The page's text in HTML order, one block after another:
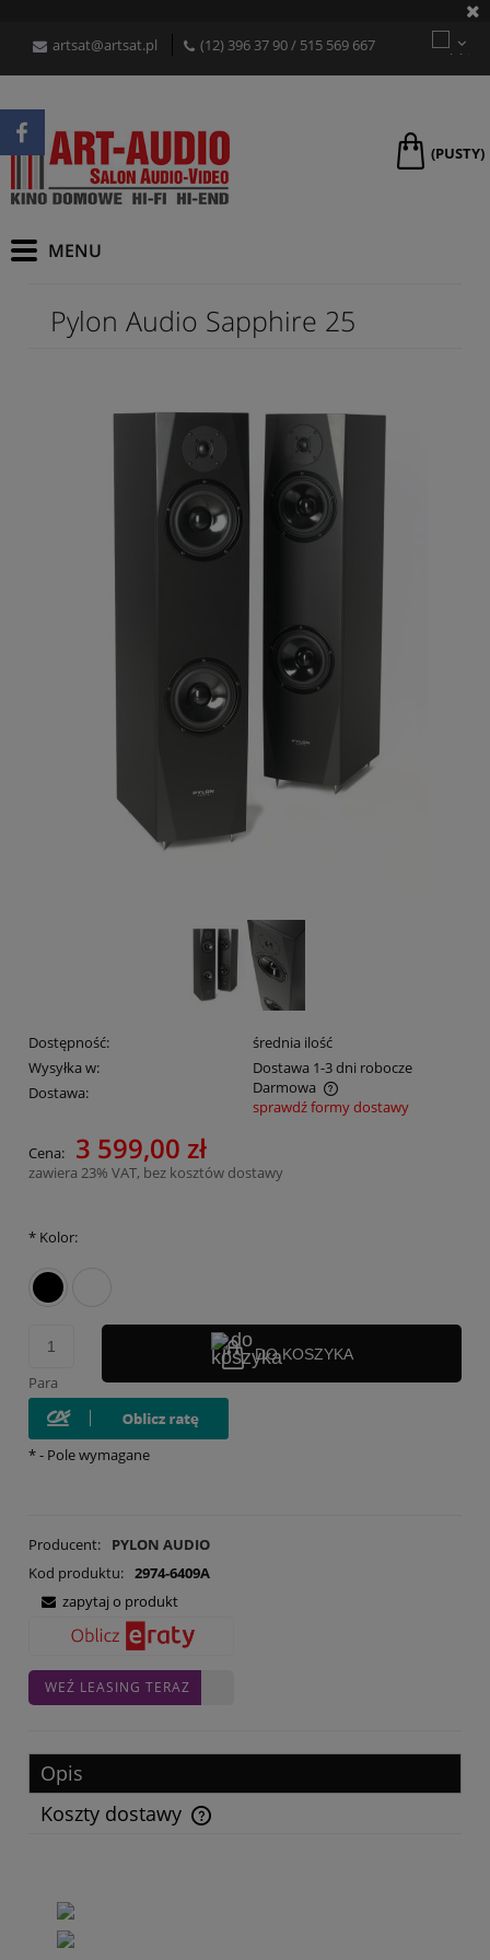
artsat@artsat.pl (12) 396 37 90/ 515 569 667
(PUSTY)
Pylon Audio Sapphire 25
Dostępność:
średnia ilość
Wysyłka w:
Dostawa 1-3 dni robocze
Dostawa:
Darmowa
Cena nie zawiera ewentualnych kosztów płatności
sprawdź formy dostawy
Cena: 3 599,00 zł
zawiera 23% VAT, bez kosztów dostawy
* Kolor:
Para
DO KOSZYKA
*- Pole wymagane
Producent:
PYLON AUDIO
Kod produktu: 2974-6409A
zapytaj o produkt
WEŹ LEASING TERAZ
Opis
Koszty dostawy
Cena nie zawiera ewentualnych kosztów płatności